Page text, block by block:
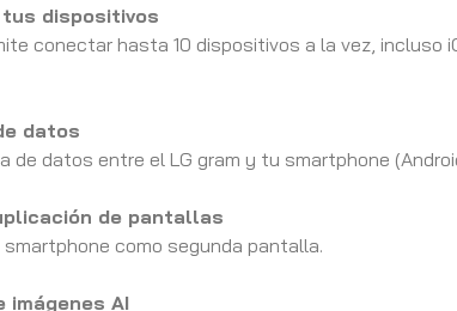
dispositivos
conectar hasta 10 dispositivos a la vez,
datos
de datos entre el LG gram y tu smartphone
de pantallas
como segunda pantalla.
imágenes AI